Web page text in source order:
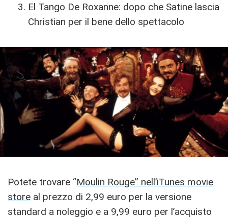
El Tango De Roxanne: dopo che Satine lascia
Christian per il bene dello spettacolo
Potete trovare “Moulin Rouge” nell’iTunes movie
store al prezzo di 2,99 euro per la versione
standard a noleggio e a 9,99 euro per l’acquisto